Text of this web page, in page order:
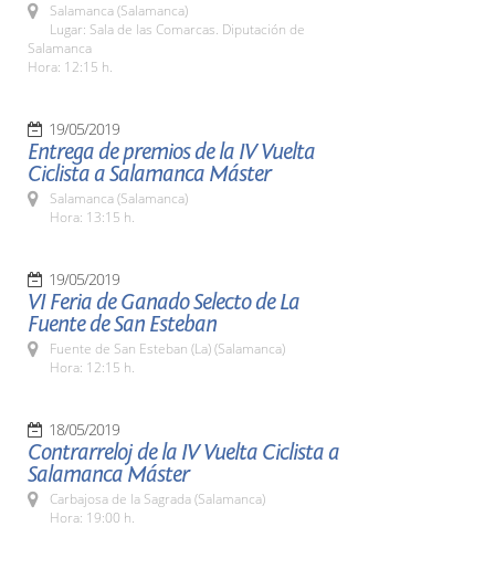
Salamanca (Salamanca)
Lugar: Sala de las Comarcas. Diputación de
Salamanca
Hora: 12:15 h.
19/05/2019
Entrega de premios de la IV Vuelta
Ciclista a Salamanca Máster
Salamanca (Salamanca)
Hora: 13:15 h.
19/05/2019
VI Feria de Ganado Selecto de La
Fuente de San Esteban
Fuente de San Esteban (La) (Salamanca)
Hora: 12:15 h.
18/05/2019
Contrarreloj de la IV Vuelta Ciclista a
Salamanca Máster
Carbajosa de la Sagrada (Salamanca)
Hora: 19:00 h.